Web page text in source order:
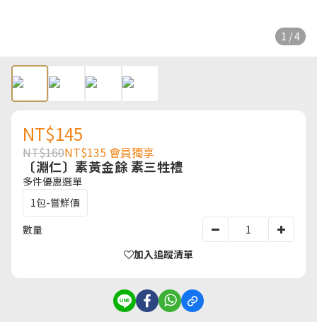
1 / 4
NT$145
NT$160NT$135 會員獨享
〔淵仁〕素黃金餘 素三牲禮
多件優惠選單
1包-嘗鮮價
數量
加入追蹤清單